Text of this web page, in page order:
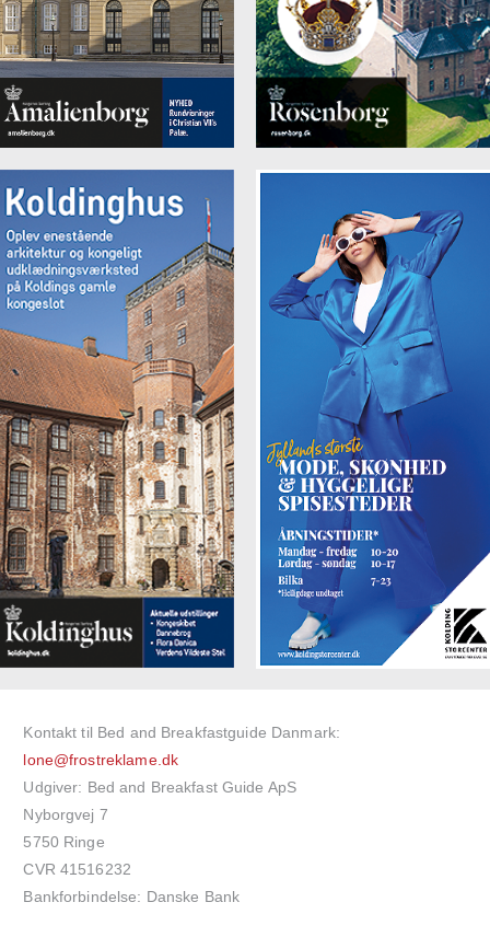
Kontakt til Bed and Breakfastguide Danmark:
lone@frostreklame.dk
Udgiver: Bed and Breakfast Guide ApS
Nyborgvej 7
5750 Ringe
CVR 41516232
Bankforbindelse: Danske Bank